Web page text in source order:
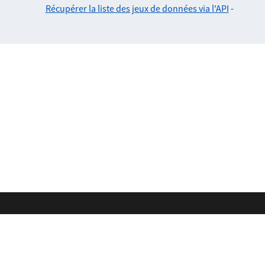
Récupérer la liste des jeux de données via l'API -